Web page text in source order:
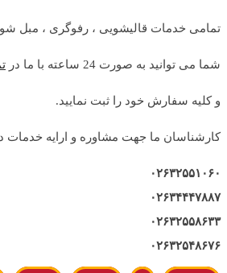
تمامی خدمات قالیشویی ، رفوگری ، مبل
شما می توانید به صورت 24 ساعته با ما در
و کلیه سفارش خود را ثبت نمایید.
کارشناسان ما جهت مشاوره و ارایه خدمات
۰۲۶۳۲۵۵۱۰۶۰
۰۲۶۳۴۴۴۷۸۸۷
۰۲۶۳۲۵۵۸۶۳۳
۰۲۶۳۲۵۴۸۶۷۶